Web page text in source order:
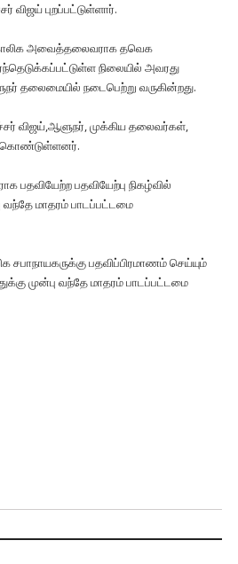
புறப்பட்டுள்ளார்.
அவைத்தலைவராக தவெக
நிலையில் அவரது
தலைமையில் நடைபெற்று வருகின்றது.
விஜய்,ஆளுநர், முக்கிய தலைவர்கள்,
பதவியேற்ற பதவியேற்பு நிகழ்வில்
வந்தே மாதரம் பாடப்பட்டமை
சபாநாயகருக்கு பதவிப்பிரமாணம் செய்யும்
முன்பு வந்தே மாதரம் பாடப்பட்டமை